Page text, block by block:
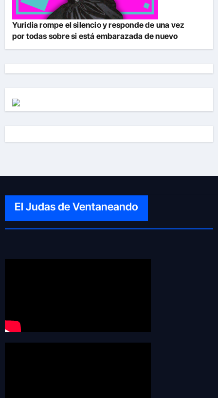
Yuridia rompe el silencio y responde de una vez
por todas sobre si está embarazada de nuevo
El Judas de Ventaneando